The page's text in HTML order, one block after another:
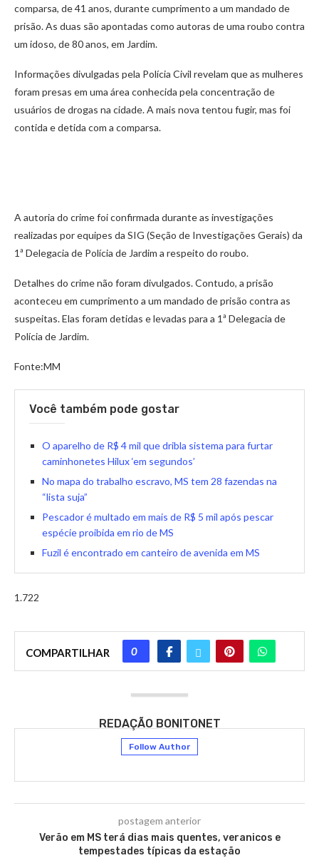
comparsa, de 41 anos, durante cumprimento a um mandado de
prisão. As duas são apontadas como autoras de uma roubo contra
um idoso, de 80 anos, em Jardim.
Informações divulgadas pela Polícia Civil revelam que as mulheres
foram presas em uma área conhecida pela concentração de
usuários de drogas na cidade. A mais nova tentou fugir, mas foi
contida e detida com a comparsa.
A autoria do crime foi confirmada durante as investigações
realizadas por equipes da SIG (Seção de Investigações Gerais) da
1ª Delegacia de Polícia de Jardim a respeito do roubo.
Detalhes do crime não foram divulgados. Contudo, a prisão
aconteceu em cumprimento a um mandado de prisão contra as
suspeitas. Elas foram detidas e levadas para a 1ª Delegacia de
Polícia de Jardim.
Fonte:MM
Você também pode gostar
O aparelho de R$ 4 mil que dribla sistema para furtar
caminhonetes Hilux ‘em segundos’
No mapa do trabalho escravo, MS tem 28 fazendas na
“lista suja”
Pescador é multado em mais de R$ 5 mil após pescar
espécie proibida em rio de MS
Fuzil é encontrado em canteiro de avenida em MS
1.722
COMPARTILHAR 0
REDAÇÃO BONITONET
Follow Author
postagem anterior
Verão em MS terá dias mais quentes, veranicos e
tempestades típicas da estação